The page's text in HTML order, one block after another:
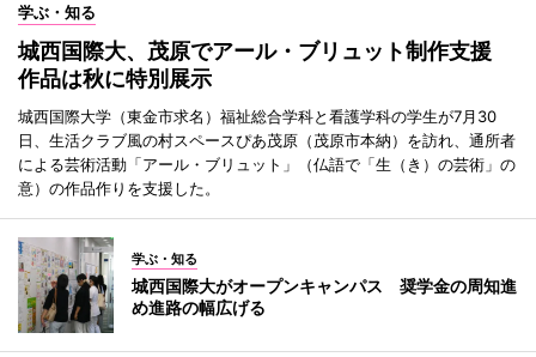
学ぶ・知る
城西国際大、茂原でアール・ブリュット制作支援
作品は秋に特別展示
城西国際大学（東金市求名）福祉総合学科と看護学科の学生が7月30
日、生活クラブ風の村スペースぴあ茂原（茂原市本納）を訪れ、通所者
による芸術活動「アール・ブリュット」（仏語で「生（き）の芸術」の
意）の作品作りを支援した。
学ぶ・知る
城西国際大がオープンキャンパス 奨学金の周知進
め進路の幅広げる